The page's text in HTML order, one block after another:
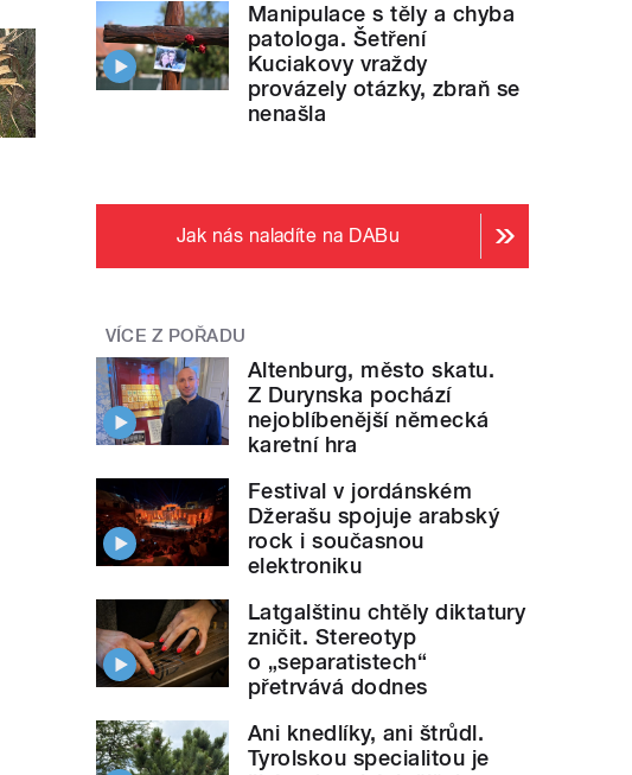
Manipulace s těly a chyba
patologa. Šetření
Kuciakovy vraždy
provázely otázky, zbraň se
nenašla
Jak nás naladíte na DABu
VÍCE Z POŘADU
Altenburg, město skatu.
Z Durynska pochází
nejoblíbenější německá
karetní hra
Festival v jordánském
Džerašu spojuje arabský
rock i současnou
elektroniku
Latgalštinu chtěly diktatury
zničit. Stereotyp
o „separatistech“
přetrvává dodnes
Ani knedlíky, ani štrůdl.
Tyrolskou specialitou je